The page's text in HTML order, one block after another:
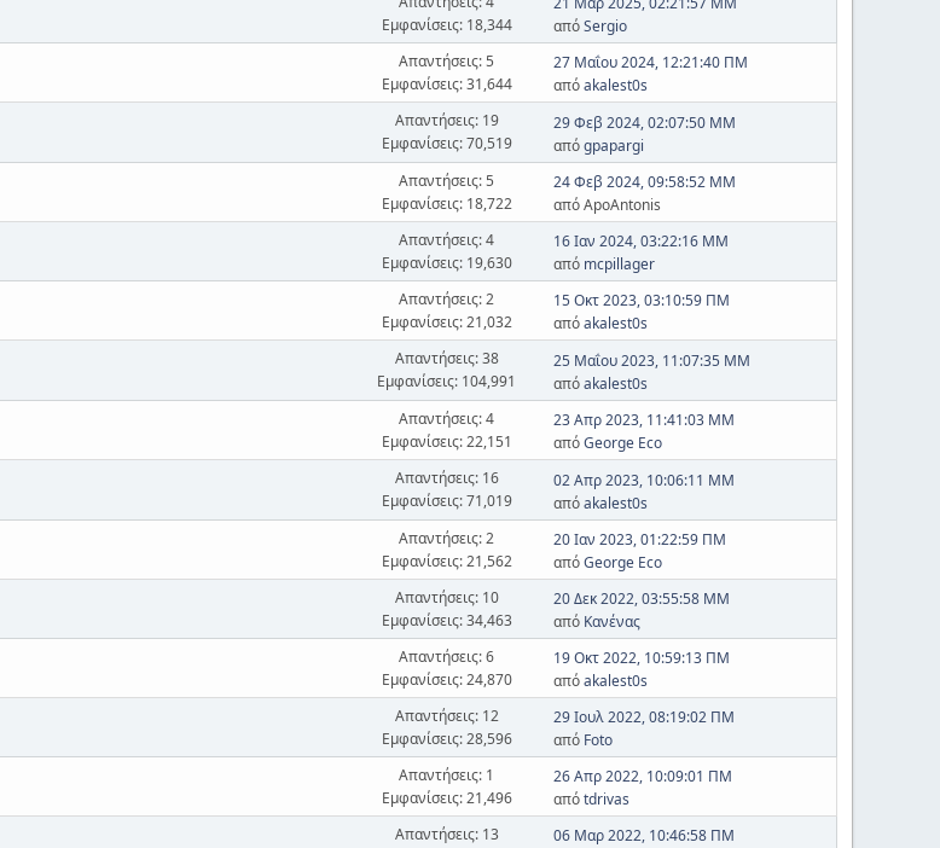
Εμφανίσεις: 18,344
απόSergio
Απαντήσεις: 5
Εμφανίσεις: 31,644
27 Μαΐου 2024, 12:21:40 ΠΜ
απόakalest0s
Απαντήσεις: 19
Εμφανίσεις: 70,519
29 Φεβ 2024, 02:07:50 ΜΜ
απόgpapargi
Απαντήσεις: 5
Εμφανίσεις: 18,722
24 Φεβ 2024, 09:58:52 ΜΜ
από ApoAntonis
Απαντήσεις: 4
Εμφανίσεις: 19,630
16 Ιαν 2024, 03:22:16 ΜΜ
από mcpillager
Απαντήσεις: 2
Εμφανίσεις: 21,032
15 Οκτ 2023, 03:10:59 ΠΜ
απόakalest0s
Απαντήσεις: 38
Εμφανίσεις: 104,991
25 Μαΐου 2023, 11:07:35 ΜΜ
απόakalest0s
Απαντήσεις: 4
Εμφανίσεις: 22,151
23 Απρ 2023, 11:41:03 ΜΜ
απόGeorge Eco
Απαντήσεις: 16
Εμφανίσεις: 71,019
02 Απρ 2023, 10:06:11 ΜΜ
απόakalest0s
Απαντήσεις: 2
Εμφανίσεις: 21,562
20 Ιαν 2023, 01:22:59 ΠΜ
απόGeorge Eco
Απαντήσεις: 10
Εμφανίσεις: 34,463
20 Δεκ 2022, 03:55:58 ΜΜ
από Κανένας
Απαντήσεις: 6
Εμφανίσεις: 24,870
19 Οκτ 2022, 10:59:13 ΠΜ
απόakalest0s
Απαντήσεις: 12
Εμφανίσεις: 28,596
29 Ιουλ 2022, 08:19:02 ΠΜ
από Foto
Απαντήσεις: 1
Εμφανίσεις: 21,496
26 Απρ 2022, 10:09:01 ΠΜ
απόtdrivas
Απαντήσεις: 13
06 Μαρ 2022, 10:46:58 ΠΜ